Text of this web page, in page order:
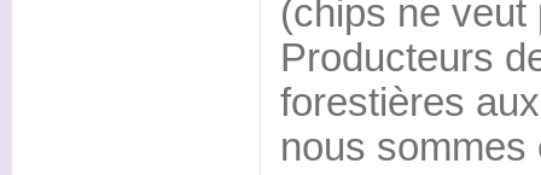
(chips ne veut
Producteurs
forestières
nous sommes